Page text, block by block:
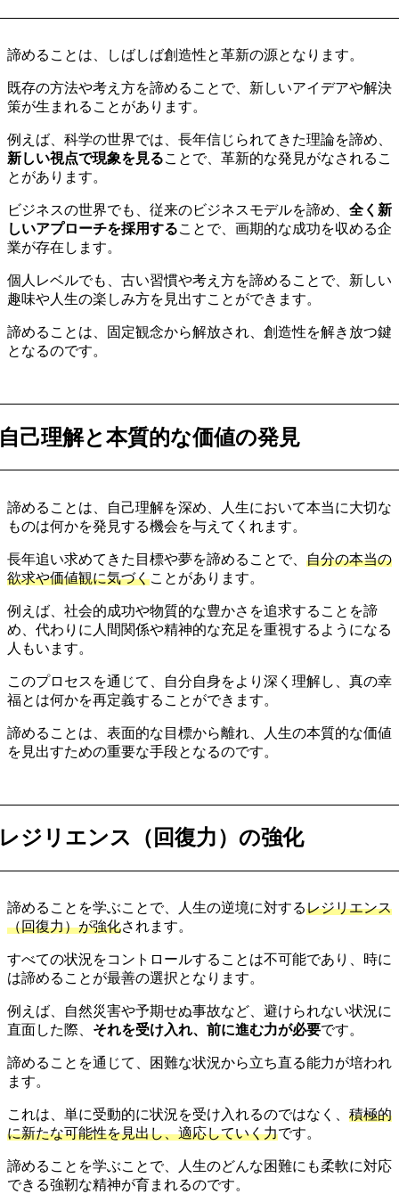
諦めることは、しばしば創造性と革新の源となります。
既存の方法や考え方を諦めることで、新しいアイデアや解決
策が生まれることがあります。
例えば、科学の世界では、長年信じられてきた理論を諦め、
新しい視点で現象を見ることで、革新的な発見がなされるこ
とがあります。
ビジネスの世界でも、従来のビジネスモデルを諦め、 全く新
しいアプローチを採用することで、画期的な成功を収める企
業が存在します。
個人レベルでも、古い習慣や考え方を諦めることで、新しい
趣味や人生の楽しみ方を見出すことができます。
諦めることは、固定観念から解放され、創造性を解き放つ鍵
となるのです。
己理解と本質的な価値の発見
諦めることは、自己理解を深め、人生において本当に大切な
ものは何かを発見する機会を与えてくれます。
長年追い求めてきた目標や夢を諦めることで、 自分の本当の
欲求や価値観に気づくことがあります。
例えば、社会的成功や物質的な豊かさを追求することを諦
め、代わりに人間関係や精神的な充足を重視するようになる
人もいます。
このプロセスを通じて、自分自身をより深く理解し、真の幸
福とは何かを再定義することができます。
諦めることは、表面的な目標から離れ、人生の本質的な価値
を見出すための重要な手段となるのです。
ジリエンス（回復力）の強化
諦めることを学ぶことで、人生の逆境に対するレジリエンス
（回復力）が強化されます。
すべての状況をコントロールすることは不可能であり、時に
は諦めることが最善の選択となります。
例えば、自然災害や予期せぬ事故など、避けられない状況に
直面した際、 それを受け入れ、前に進む力が必要です。
諦めることを通じて、困難な状況から立ち直る能力が培われ
ます。
これは、単に受動的に状況を受け入れるのではなく、 積極的
に新たな可能性を見出し、適応していく力です。
諦めることを学ぶことで、人生のどんな困難にも柔軟に対応
できる強靭な精神が育まれるのです。